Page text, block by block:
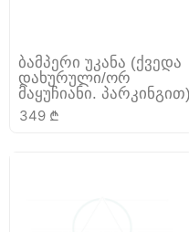
ბამპერი უკანა (ქვედა
დახურული/ორ
მაყუჩიანი. პარკინგით)
349 ₾